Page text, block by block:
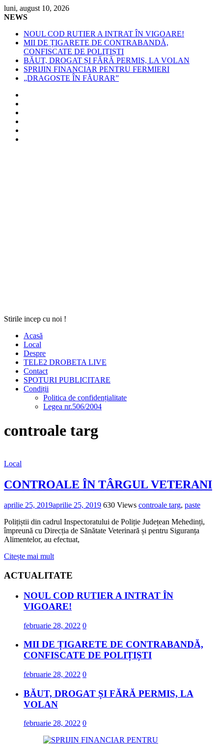
Skip
to
luni, august 10, 2026
NEWS
NOUL COD RUTIER A INTRAT ÎN VIGOARE!
MII DE ȚIGARETE DE CONTRABANDĂ,
CONFISCATE DE POLIȚIȘTI
BĂUT, DROGAT ȘI FĂRĂ PERMIS, LA VOLAN
SPRIJIN FINANCIAR PENTRU FERMIERI
„DRAGOSTE ÎN FĂURAR”
Stirile incep cu noi !
Acasă
Local
Despre
TELE2 DROBETA LIVE
Contact
SPOTURI PUBLICITARE
Condiții
Politica de confidențialitate
Legea nr.506/2004
controale targ
Local
CONTROALE ÎN TÂRGUL VETERANI
aprilie 25, 2019aprilie 25, 2019 630 Views controale targ, paste
Polițiștii din cadrul Inspectoratului de Poliție Județean Mehedinți,
împreună cu Direcția de Sănătate Veterinară și pentru Siguranța
Alimentelor, au efectuat,
Citește mai mult
ACTUALITATE
NOUL COD RUTIER A INTRAT ÎN
VIGOARE!
februarie 28, 2022 0
MII DE ȚIGARETE DE CONTRABANDĂ,
CONFISCATE DE POLIȚIȘTI
februarie 28, 2022 0
BĂUT, DROGAT ȘI FĂRĂ PERMIS, LA
VOLAN
februarie 28, 2022 0